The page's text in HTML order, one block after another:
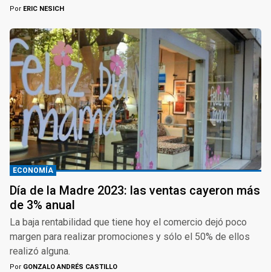
Por ERIC NESICH
ECONOMÍA
Día de la Madre 2023: las ventas cayeron más
de 3% anual
La baja rentabilidad que tiene hoy el comercio dejó poco
margen para realizar promociones y sólo el 50% de ellos
realizó alguna.
Por GONZALO ANDRÉS CASTILLO